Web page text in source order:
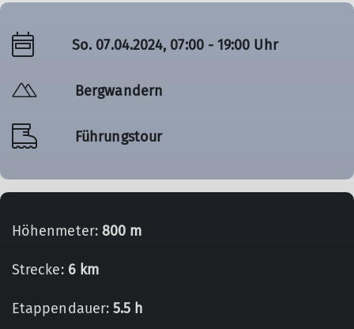
So. 07.04.2024, 07:00 - 19:00 Uhr
Bergwandern
Führungstour
Höhenmeter: 800 m
Strecke: 6 km
Etappendauer:5.5 h